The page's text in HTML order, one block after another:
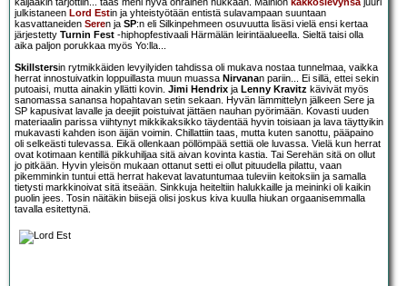
kaljaakin tarjottiin... taas meni hyvä ohrainen hukkaan. Mainion kakkoslevynsäjuuri
julkistaneen Lord Estin ja yhteistyötään entistä sulavampaan suuntaan
kasvattaneiden Seren ja SP:n eli Silkinpehmeen osuvuutta lisäsi vielä ensi kertaa
järjestetty Turnin Fest -hiphopfestivaali Härmälän leirintäalueella. Sieltä taisi olla
aika paljon porukkaa myös Yo:lla...
Skillstersin rytmikkäiden levyilyiden tahdissa oli mukava nostaa tunnelmaa, vaikka
herrat innostuivatkin loppuillasta muun muassa Nirvanan pariin... Ei sillä, ettei sekin
putoaisi, mutta ainakin yllätti kovin. Jimi Hendrix ja Lenny Kravitz kävivät myös
sanomassa sanansa hopahtavan setin sekaan. Hyvän lämmittelyn jälkeen Sere ja
SP kapusivat lavalle ja deejiit poistuivat jättäen nauhan pyörimään. Kovasti uuden
materiaalin parissa viihtynyt mikkikaksikko täydentää hyvin toisiaan ja lava täyttyikin
mukavasti kahden ison äijän voimin. Chillattiin taas, mutta kuten sanottu, pääpaino
oli selkeästi tulevassa. Eikä ollenkaan pöllömpää settiä ole luvassa. Vielä kun herrat
ovat kotimaan kentillä pikkuhiljaa sitä aivan kovinta kastia. Tai Serehän sitä on ollut
jo pitkään. Hyvin yleisön mukaan ottanut setti ei ollut pituudella pilattu, vaan
pikemminkin tuntui että herrat hakevat lavatuntumaa tuleviin keitoksiin ja samalla
tietysti markkinoivat sitä itseään. Sinkkuja heiteltiin halukkaille ja meininki oli kaikin
puolin jees. Tosin näitäkin biisejä olisi joskus kiva kuulla hiukan orgaanisemmalla
tavalla esitettynä.